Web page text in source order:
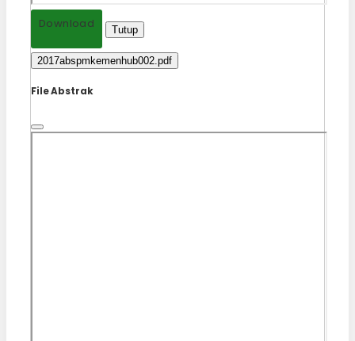
Download Tutup
2017abspmkemenhub002.pdf
File Abstrak